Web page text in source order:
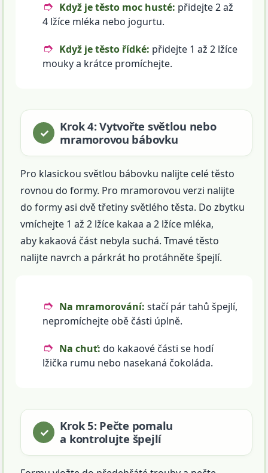
Když je těsto moc husté: přidejte 2 až
4 lžíce mléka nebo jogurtu.
Když je těsto řídké: přidejte 1 až 2 lžíce
mouky a krátce promíchejte.
Krok 4: Vytvořte světlou nebo
mramorovou bábovku
Pro klasickou světlou bábovku nalijte celé těsto
rovnou do formy. Pro mramorovou verzi nalijte
do formy asi dvě třetiny světlého těsta. Do zbytku
vmíchejte 1 až 2 lžíce kakaa a 2 lžíce mléka,
aby kakaová část nebyla suchá. Tmavé těsto
nalijte navrch a párkrát ho protáhněte špejlí.
Na mramorování: stačí pár tahů špejlí,
nepromíchejte obě části úplně.
Na chuť: do kakaové části se hodí
lžička rumu nebo nasekaná čokoláda.
Krok 5: Pečte pomalu
a kontrolujte špejlí